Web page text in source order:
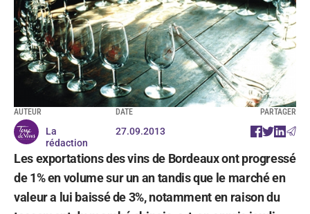
AUTEUR
La
rédaction
DATE
27.09.2013
PARTAGER
Les exportations des vins de Bordeaux ont progressé
de 1% en volume sur un an tandis que le marché en
valeur a lui baissé de 3%, notamment en raison du